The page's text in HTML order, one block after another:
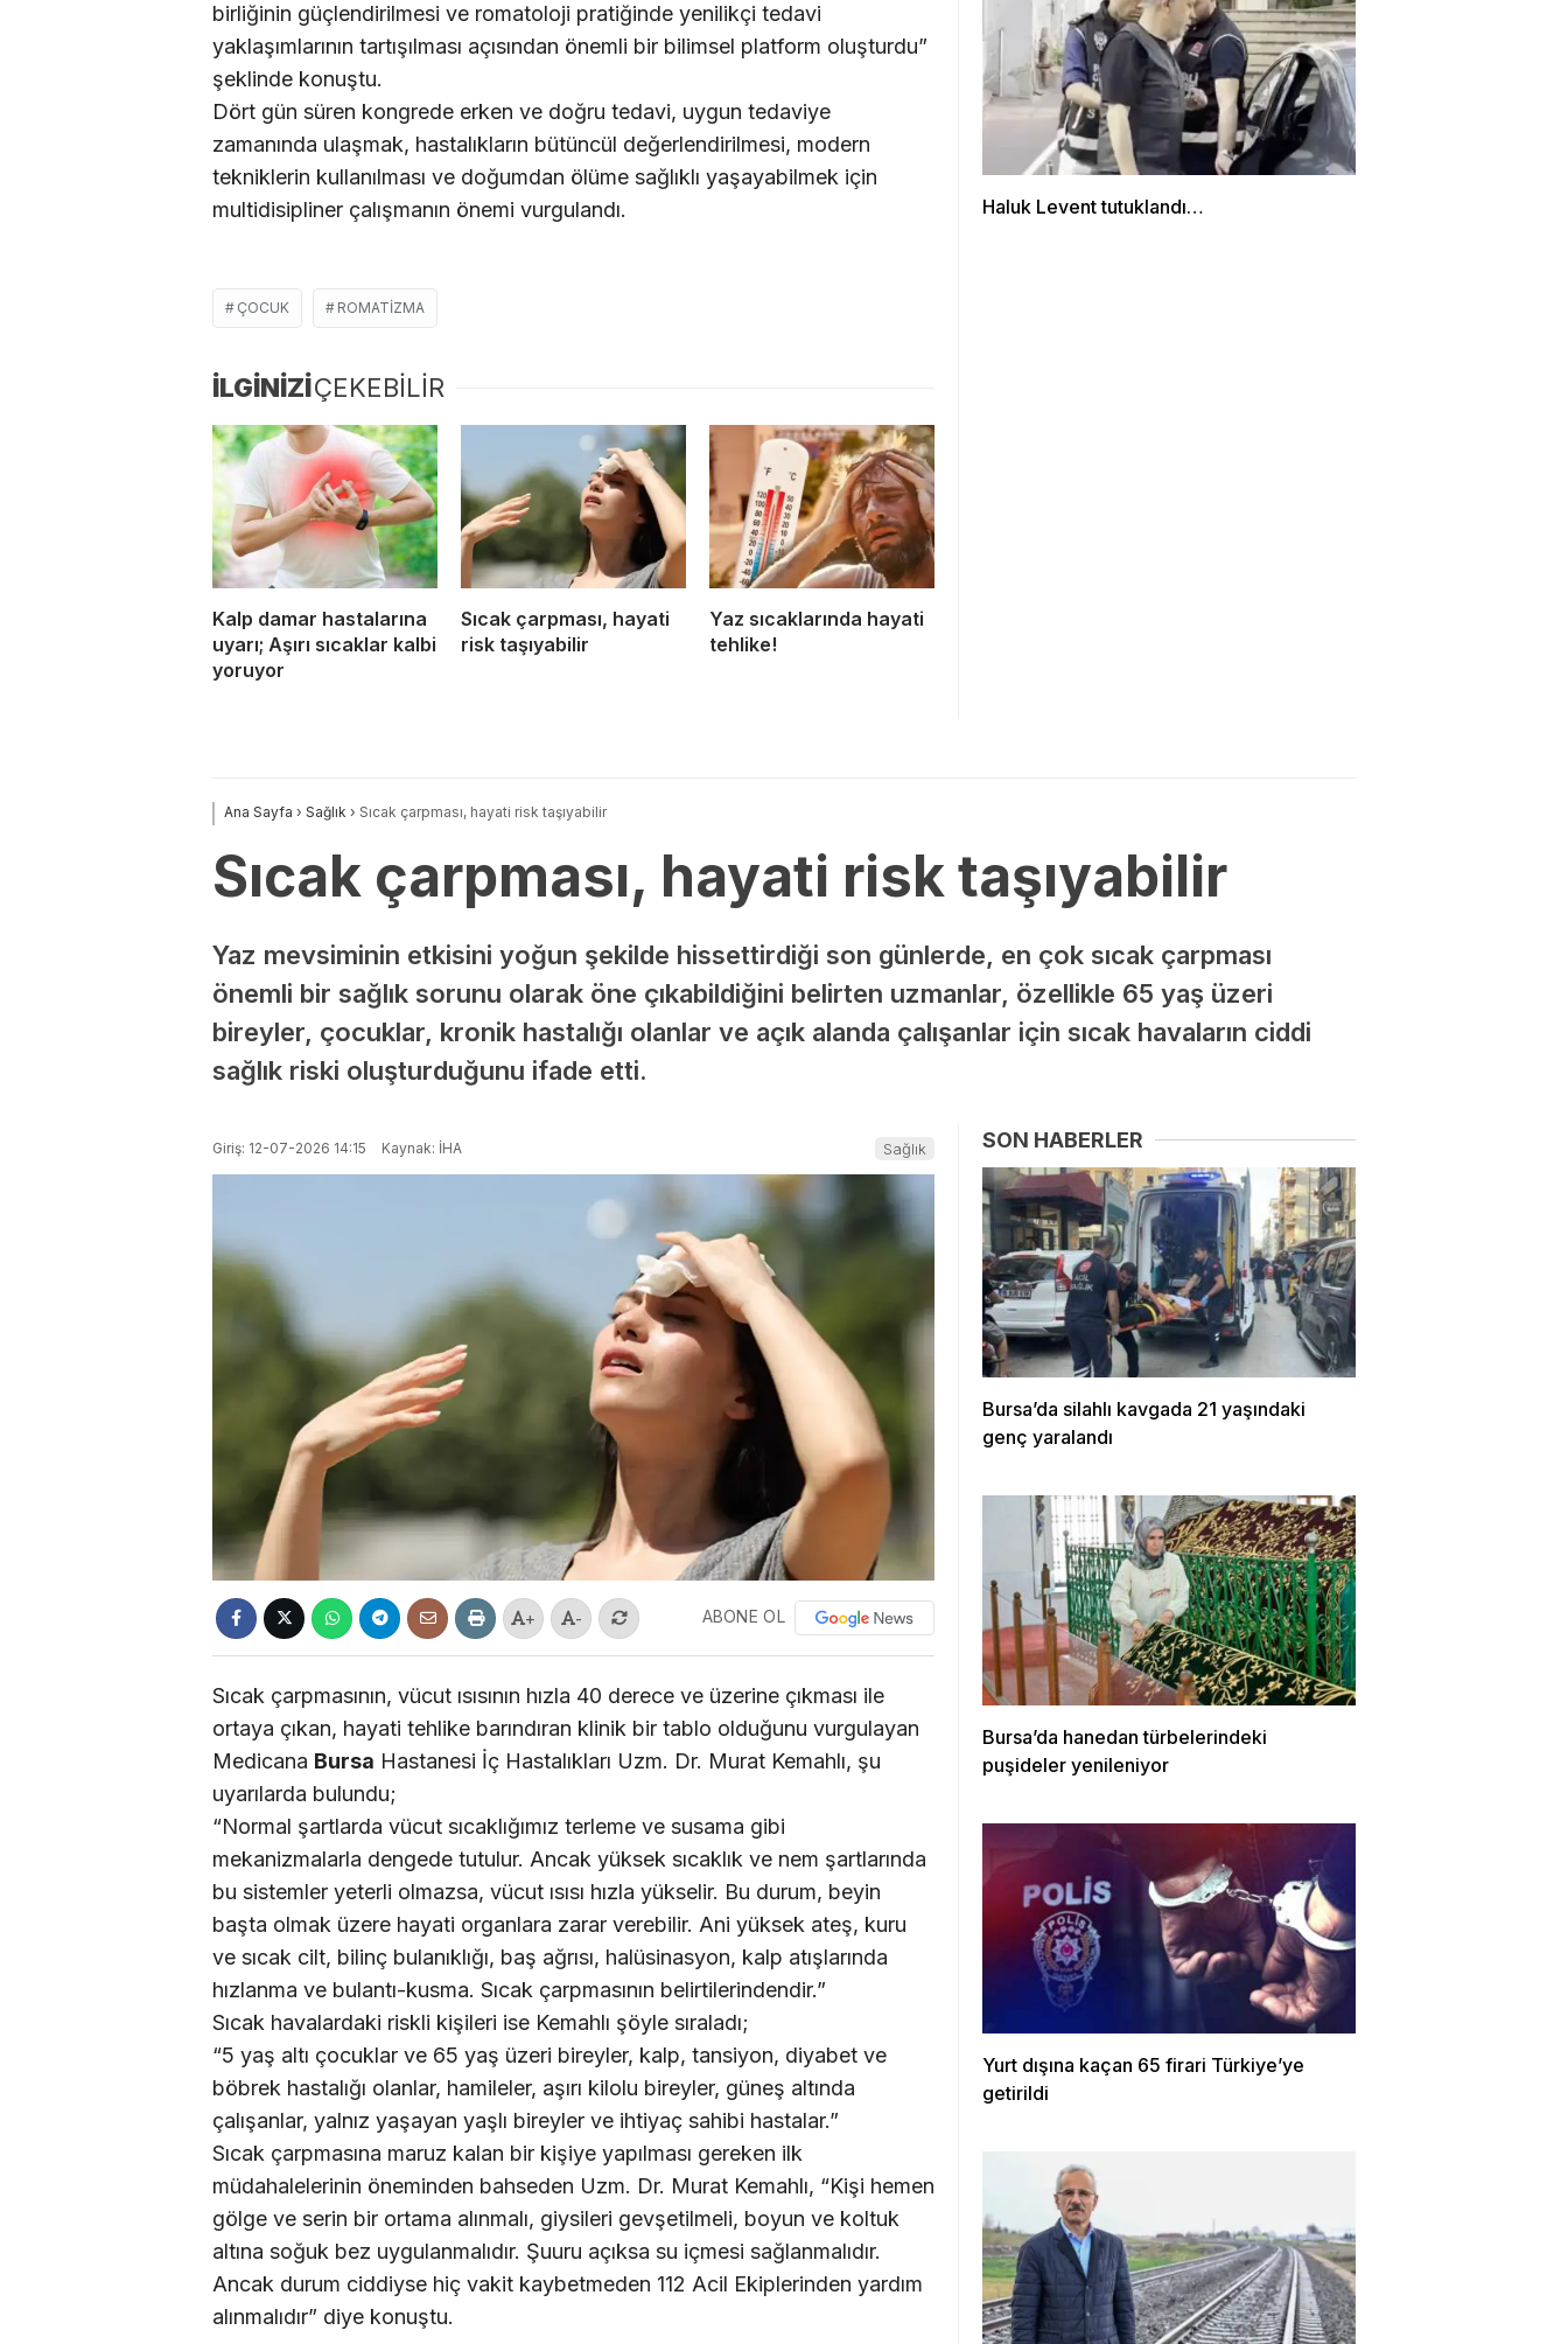
birliğinin güçlendirilmesi ve romatoloji pratiğinde yenilikçi tedavi
yaklaşımlarının tartışılması açısından önemli bir bilimsel platform oluşturdu”
şeklinde konuştu.
Dört gün süren kongrede erken ve doğru tedavi, uygun tedaviye
zamanında ulaşmak, hastalıkların bütüncül değerlendirilmesi, modern
tekniklerin kullanılması ve doğumdan ölüme sağlıklı yaşayabilmek için
multidisipliner çalışmanın önemi vurgulandı.
ÇOCUK ROMATIZMA
İLGİNİZİÇEKEBİLİR
Kalp damar hastalarına
uyarı; Aşırı sıcaklar kalbi
yoruyor
Sıcak çarpması, hayati
risk taşıyabilir
Yaz sıcaklarında hayati
tehlike!
Haluk Levent tutuklandı…
Ana Sayfa › Sağlık › Sıcak çarpması, hayati risk taşıyabilir
Sıcak çarpması, hayati risk taşıyabilir
Yaz mevsiminin etkisini yoğun şekilde hissettirdiği son günlerde, en çok sıcak çarpması
önemli bir sağlık sorunu olarak öne çıkabildiğini belirten uzmanlar, özellikle 65 yaş üzeri
bireyler, çocuklar, kronik hastalığı olanlar ve açık alanda çalışanlar için sıcak havaların ciddi
sağlık riski oluşturduğunu ifade etti.
Giriş: 12-07-2026 14:15 Kaynak: İHA Sağlık
+ - ABONE OL
Sıcak çarpmasının, vücut ısısının hızla 40 derece ve üzerine çıkması ile
ortaya çıkan, hayati tehlike barındıran klinik bir tablo olduğunu vurgulayan
Medicana Bursa Hastanesi İç Hastalıkları Uzm. Dr. Murat Kemahlı, şu
uyarılarda bulundu;
“Normal şartlarda vücut sıcaklığımız terleme ve susama gibi
mekanizmalarla dengede tutulur. Ancak yüksek sıcaklık ve nem şartlarında
bu sistemler yeterli olmazsa, vücut ısısı hızla yükselir. Bu durum, beyin
başta olmak üzere hayati organlara zarar verebilir. Ani yüksek ateş, kuru
ve sıcak cilt, bilinç bulanıklığı, baş ağrısı, halüsinasyon, kalp atışlarında
hızlanma ve bulantı-kusma. Sıcak çarpmasının belirtilerindendir.”
Sıcak havalardaki riskli kişileri ise Kemahlı şöyle sıraladı;
“5 yaş altı çocuklar ve 65 yaş üzeri bireyler, kalp, tansiyon, diyabet ve
böbrek hastalığı olanlar, hamileler, aşırı kilolu bireyler, güneş altında
çalışanlar, yalnız yaşayan yaşlı bireyler ve ihtiyaç sahibi hastalar.”
Sıcak çarpmasına maruz kalan bir kişiye yapılması gereken ilk
müdahalelerinin öneminden bahseden Uzm. Dr. Murat Kemahlı, “Kişi hemen
gölge ve serin bir ortama alınmalı, giysileri gevşetilmeli, boyun ve koltuk
altına soğuk bez uygulanmalıdır. Şuuru açıksa su içmesi sağlanmalıdır.
Ancak durum ciddiyse hiç vakit kaybetmeden 112 Acil Ekiplerinden yardım
alınmalıdır” diye konuştu.
SON HABERLER
Bursa’da silahlı kavgada 21 yaşındaki
genç yaralandı
Bursa’da hanedan türbelerindeki
puşideler yenileniyor
Yurt dışına kaçan 65 firari Türkiye’ye
getirildi